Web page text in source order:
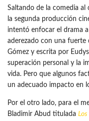
Saltando de la comedia al
la segunda producción
intentó enfocar el drama
aderezado con una fuerte
Gómez y escrita por
superación personal y la
vida. Pero que algunos
un adecuado impacto en
Por el otro lado, para el
Bladimir Abud titulada Los